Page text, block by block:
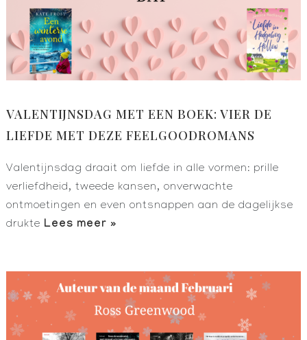
VALENTIJNSDAG MET EEN BOEK: VIER DE
LIEFDE MET DEZE FEELGOODROMANS
Valentijnsdag draait om liefde in alle vormen: prille
verliefdheid, tweede kansen, onverwachte
ontmoetingen en even ontsnappen aan de dagelijkse
drukte Lees meer »